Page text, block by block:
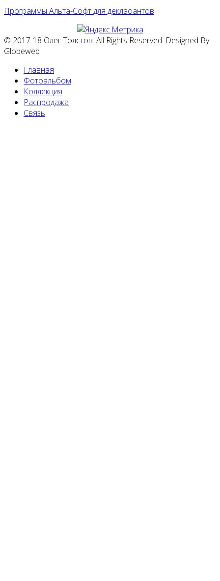
Программы Альта-Софт для деклаоантов
© 2017-18 Олег Толстов. All Rights Reserved. Designed By
Globeweb
Главная
Фотоальбом
Коллекция
Распродажа
Связь